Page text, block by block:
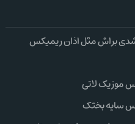
شدی براش مثل اذان ریمیکس
موزیک لاتی
سایه بختک